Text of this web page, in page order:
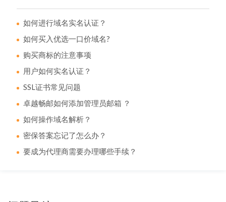
如何进行域名实名认证？
如何买入优选一口价域名?
购买商标的注意事项
用户如何实名认证？
SSL证书常见问题
卓越畅邮如何添加管理员邮箱 ？
如何操作域名解析？
密保答案忘记了怎么办？
要成为代理商需要办理哪些手续？